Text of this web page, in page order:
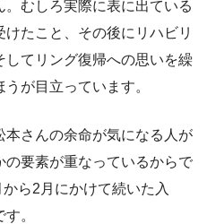
むしろ実際に表に出ている
たこと、その後にリハビリ
てリング復帰への思いを繰
が目立っています。
さんの余命が気になる人が
要素が重なっているからで
ら2月にかけて続いた入
。